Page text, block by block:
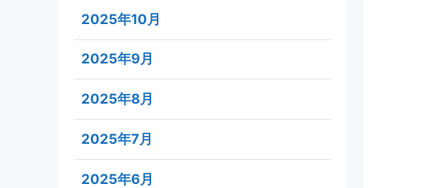
2025年10月
2025年9月
2025年8月
2025年7月
2025年6月